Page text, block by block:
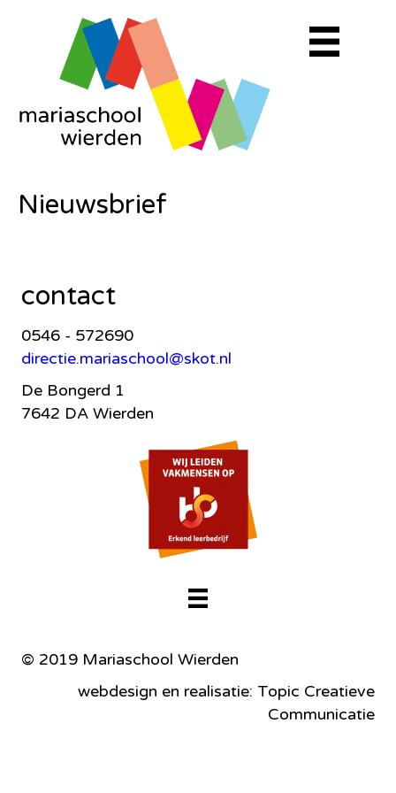
Nieuwsbrief
contact
0546 - 572690
directie.mariaschool@skot.nl
De Bongerd 1
7642 DA Wierden
© 2019 Mariaschool Wierden
webdesign en realisatie: Topic Creatieve
Communicatie